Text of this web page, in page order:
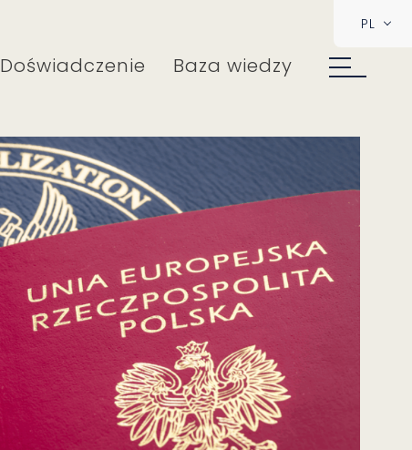
Doświadczenie Baza wiedzy
PL